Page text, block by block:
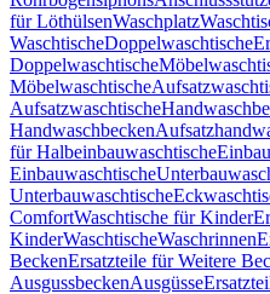
für LöthülsenWaschplatz
WaschtischeDoppelwaschtische
Doppelwaschtische
Möbelwaschtische
Aufsatzwaschtische
Handwaschbecken
für Halbeinbauwaschtische
Einbauwaschtische
Unterbauwaschtische
ComfortWaschtische für Kinder
KinderWaschtischeWaschrinnen
BeckenErsatzteile für Weitere
AusgussbeckenAusgüsse